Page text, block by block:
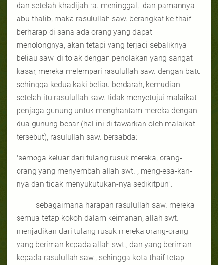
dan setelah khadijah ra. meninggal, dan pamannya
abu thalib, maka rasulullah saw. berangkat ke thaif
berharap di sana ada orang yang dapat
menolongnya, akan tetapi yang terjadi sebaliknya
beliau saw. di tolak dengan penolakan yang sangat
kasar, mereka melempari rasulullah saw. dengan batu
sehingga kedua kaki beliau berdarah, kemudian
setelah itu rasulullah saw. tidak menyetujui malaikat
penjaga gunung untuk menghantam mereka dengan
dua gunung besar (hal ini di tawarkan oleh malaikat
tersebut), rasulullah saw. bersabda:
"semoga keluar dari tulang rusuk mereka, orang-
orang yang menyembah allah swt. , meng-esa-kan-
nya dan tidak menyukutukan-nya sedikitpun".
sebagaimana harapan rasulullah saw. mereka
semua tetap kokoh dalam keimanan, allah swt.
menjadikan dari tulang rusuk mereka orang-orang
yang beriman kepada allah swt., dan yang beriman
kepada rasulullah saw., sehingga kota thaif tetap